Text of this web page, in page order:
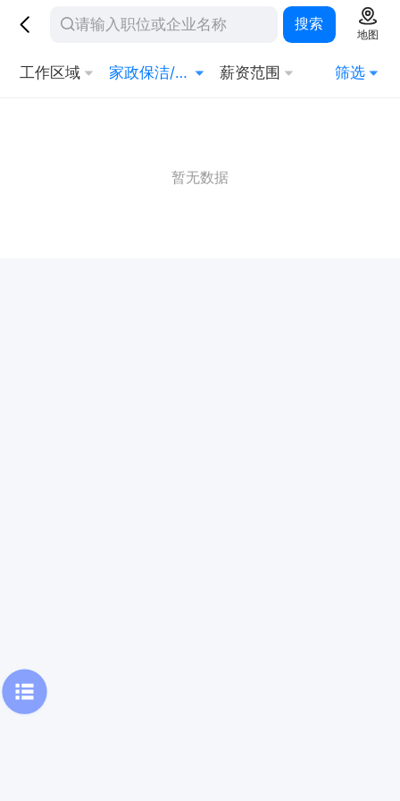
搜索
地图
工作区域 家政保洁/安保 薪资范围 筛选
暂无数据